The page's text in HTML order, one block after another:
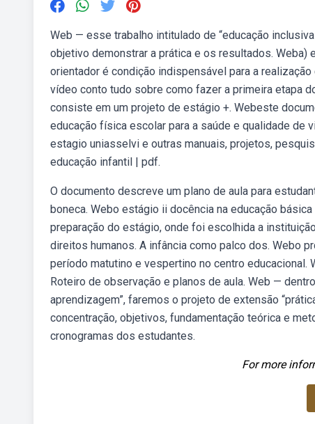
Web — esse trabalho intitulado de “educação
objetivo demonstrar a prática e os resultados.
orientador é condição indispensável para a
vídeo conto tudo sobre como fazer a primeira etapa
consiste em um projeto de estágio +. Webeste
educação física escolar para a saúde e qualidade de
estagio uniasselvi e outras manuais, projetos,
educação infantil | pdf.
O documento descreve um plano de aula para
boneca. Webo estágio ii docência na educação
preparação do estágio, onde foi escolhida a
direitos humanos. A infância como palco dos. Webo
período matutino e vespertino no centro
Roteiro de observação e planos de aula. Web —
aprendizagem”, faremos o projeto de extensão
concentração, objetivos, fundamentação teórica e
cronogramas dos estudantes.
For more